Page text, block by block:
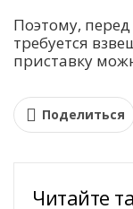
Поэтому,
требуется
приставку
Поделиться
Читайте